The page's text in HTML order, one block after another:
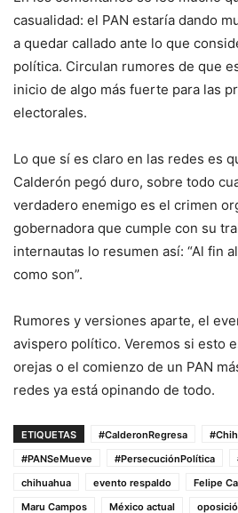
casualidad: el PAN estaría dando
a quedar callado ante lo que
política. Circulan rumores de que
inicio de algo más fuerte para las
electorales.
Lo que sí es claro en las redes es
Calderón pegó duro, sobre todo
verdadero enemigo es el crimen
gobernadora que cumple con su
internautas lo resumen así: “Al fin
como son”.
Rumores y versiones aparte, el
avispero político. Veremos si esto
orejas o el comienzo de un PAN
redes ya está opinando de todo.
ETIQUETAS #CalderonRegresa
#PANSeMueve
#PersecuciónPolítica
chihuahua
evento respaldo Felipe
Maru Campos
México actual